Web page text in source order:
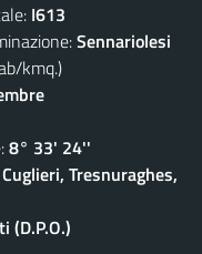
I613
Sennariolesi
kmq.)
8° 33' 24''
Tresnuraghes,
(D.P.O.)